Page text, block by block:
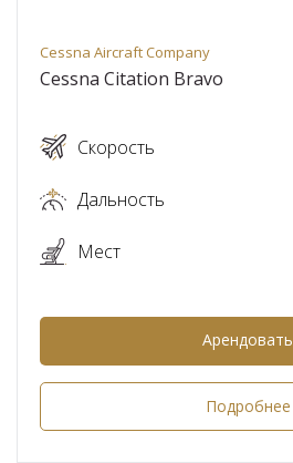
Cessna Aircraft Company
Cessna Citation Bravo
Скорость
Дальность
Мест
Арендовать
Подробнее